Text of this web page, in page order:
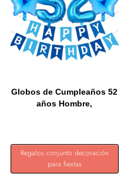
Globos de Cumpleaños 52
años Hombre,
Regalos conjunto decoración
para fiestas